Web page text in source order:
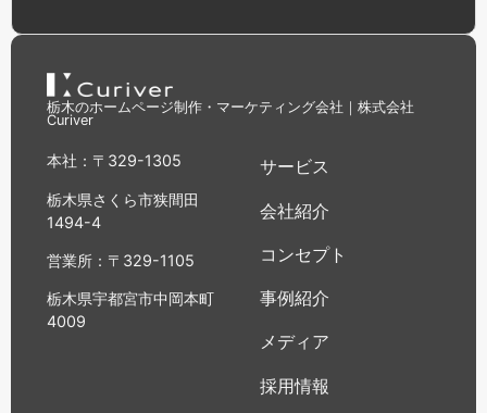
栃木のホームページ制作・マーケティング会社｜株式会社
Curiver
本社：〒329-1305
栃木県さくら市狭間田
1494-4
営業所：〒329-1105
栃木県宇都宮市中岡本町
4009
サービス
会社紹介
コンセプト
事例紹介
メディア
採用情報